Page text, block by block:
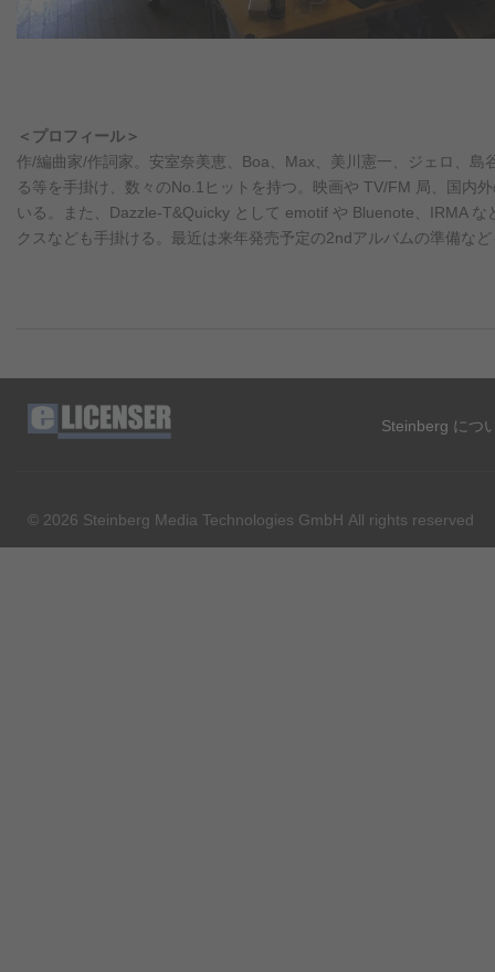
＜プロフィール＞
作/編曲家/作詞家。安室奈美恵、Boa、Max、美川憲一、ジェロ、
る等を手掛け、数々のNo.1ヒットを持つ。映画や TV/FM 局、国内
いる。また、Dazzle-T&Quicky として emotif や Bluenote、IRMA
クスなども手掛ける。最近は来年発売予定の2ndアルバムの準備な
Steinberg につ
© 2026 Steinberg Media Technologies GmbH All rights reserved